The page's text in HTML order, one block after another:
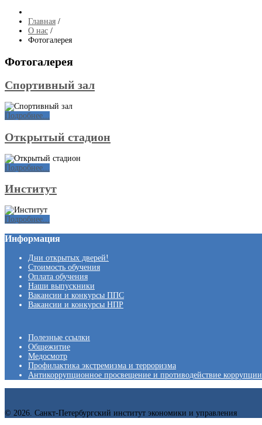
Главная /
О нас /
Фотогалерея
Фотогалерея
Спортивный зал
Подробнее...
Открытый стадион
Подробнее...
Институт
Подробнее...
Информация
Дни открытых дверей!
Стоимость обучения
Оплата обучения
Наши выпускники
Вакансии и конкурсы ППС
Вакансии и конкурсы НПР
Полезные ссылки
Общежитие
Медосмотр
Профилактика экстремизма и терроризма
Антикоррупционное просвещение и противодействие коррупции
© 2026. Санкт-Петербургский институт экономики и управления